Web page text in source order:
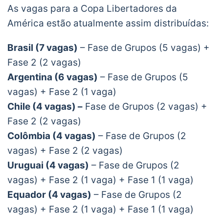
As vagas para a Copa Libertadores da
América estão atualmente assim distribuídas:
Brasil (7 vagas) – Fase de Grupos (5 vagas) +
Fase 2 (2 vagas)
Argentina (6 vagas) – Fase de Grupos (5
vagas) + Fase 2 (1 vaga)
Chile (4 vagas) – Fase de Grupos (2 vagas) +
Fase 2 (2 vagas)
Colômbia (4 vagas) – Fase de Grupos (2
vagas) + Fase 2 (2 vagas)
Uruguai (4 vagas) – Fase de Grupos (2
vagas) + Fase 2 (1 vaga) + Fase 1 (1 vaga)
Equador (4 vagas) – Fase de Grupos (2
vagas) + Fase 2 (1 vaga) + Fase 1 (1 vaga)